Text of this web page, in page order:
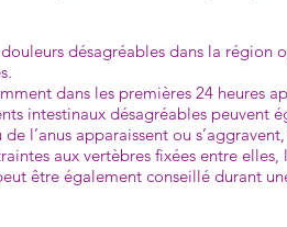
désagréables dans la région
dans les premières 24 heures
intestinaux désagréables peuvent
l’anus apparaissent ou
aux vertèbres fixées entre
être également conseillé durant